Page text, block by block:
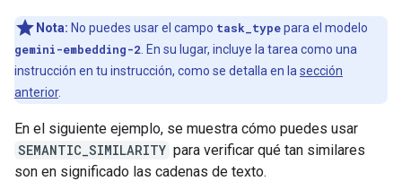
Nota: No puedes usar el campo task_typepara el modelo
gemini-embedding-2 . En su lugar, incluye la tarea como una
instrucción en tu instrucción, como se detalla en la sección
anterior.
En el siguiente ejemplo, se muestra cómo puedes usar
SEMANTIC_SIMILARITY para verificar qué tan similares
son en significado las cadenas de texto.